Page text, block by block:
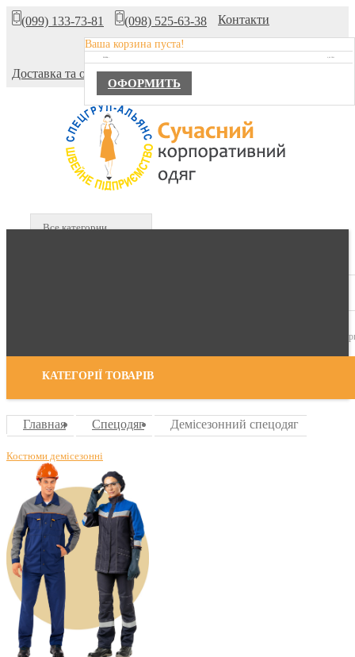
(099) 133-73-81 (098) 525-63-38
Контакти
Доставка та оплата
Все категории
0,00
Ваша корзина пуста!
ОФОРМИТЬ
КАТЕГОРІЇ ТОВАРІВ
Главная Спецодяг Демісезонний спецодяг
Костюми демісезонні